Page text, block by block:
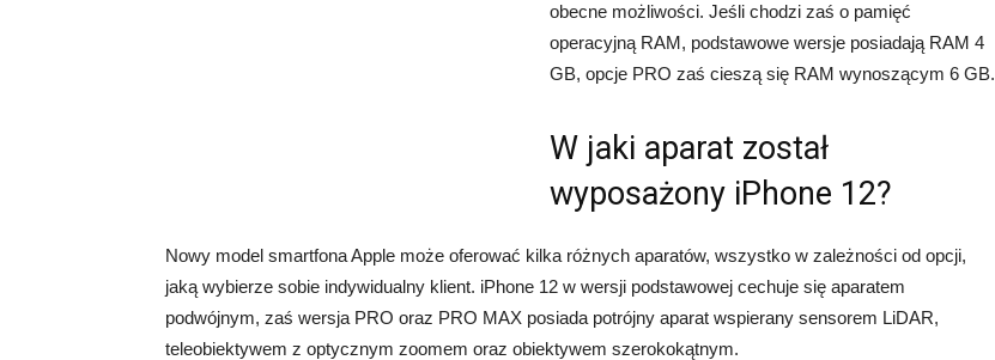
obecne możliwości. Jeśli chodzi zaś o pamięć
operacyjną RAM, podstawowe wersje posiadają RAM 4
GB, opcje PRO zaś cieszą się RAM wynoszącym 6 GB.
W jaki aparat został
wyposażony iPhone 12?
Nowy model smartfona Apple może oferować kilka różnych aparatów, wszystko w zależności od opcji,
jaką wybierze sobie indywidualny klient. iPhone 12 w wersji podstawowej cechuje się aparatem
podwójnym, zaś wersja PRO oraz PRO MAX posiada potrójny aparat wspierany sensorem LiDAR,
teleobiektywem z optycznym zoomem oraz obiektywem szerokokątnym.